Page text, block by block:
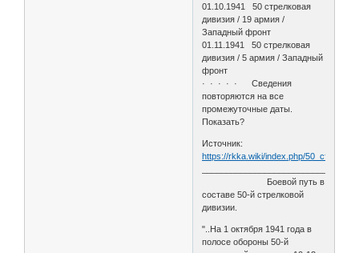
01.10.1941 50 стрелковая
дивизия / 19 армия /
Западный фронт
01.11.1941 50 стрелковая
дивизия / 5 армия / Западный
фронт
· · · · · Сведения
повторяются на все
промежуточные даты.
Показать?
Источник:
https://rkka.wiki/index.php/
Боевой путь в
составе 50-й стрелковой
дивизии.
"..На 1 октября 1941 года в
полосе обороны 50-й